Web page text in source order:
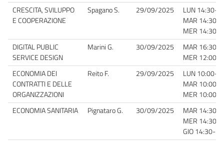
CRESCITA, SVILUPPO
E COOPERAZIONE
Spagano S. 29/09/2025
LUN 14:30-
MAR 14:30-
MER 14:30-
DIGITAL PUBLIC
SERVICE DESIGN
Marini G. 30/09/2025
MAR 16:30-
MER 12:00-
ECONOMIA DEI
CONTRATTI E DELLE
ORGANIZZAZIONI
Reito F. 29/09/2025
LUN 10:00-
MAR 10:00-
MER 10:00-
ECONOMIA SANITARIA
Pignataro G. 30/09/2025
MAR 14:30-
MER 14:30-
GIO14:30-